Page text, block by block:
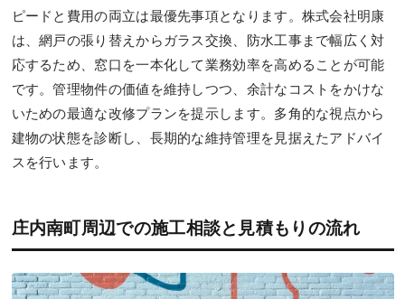
ピードと費用の両立は最優先事項となります。株式会社明康
は、網戸の張り替えからガラス交換、防水工事まで幅広く対
応するため、窓口を一本化して業務効率を高めることが可能
です。管理物件の価値を維持しつつ、余計なコストをかけな
いための最適な改修プランを提示します。多角的な視点から
建物の状態を診断し、長期的な維持管理を見据えたアドバイ
スを行います。
庄内南町周辺での施工相談と見積もりの流れ